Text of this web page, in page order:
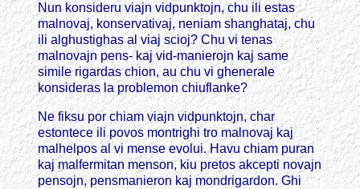
Nun konsideru viajn vidpunktojn, chu ili estas
malnovaj, konservativaj, neniam shanghataj, chu
ili alghustighas al viaj scioj? Chu vi tenas
malnovajn pens- kaj vid-manierojn kaj same
simile rigardas chion, au chu vi ghenerale
konsideras la problemon chiuflanke?
Ne fiksu por chiam viajn vidpunktojn, char
estontece ili povos montrighi tro malnovaj kaj
malhelpos al vi mense evolui. Havu chiam puran
kaj malfermitan menson, kiu pretos akcepti novajn
pensojn, pensmanieron kaj mondrigardon. Ghi